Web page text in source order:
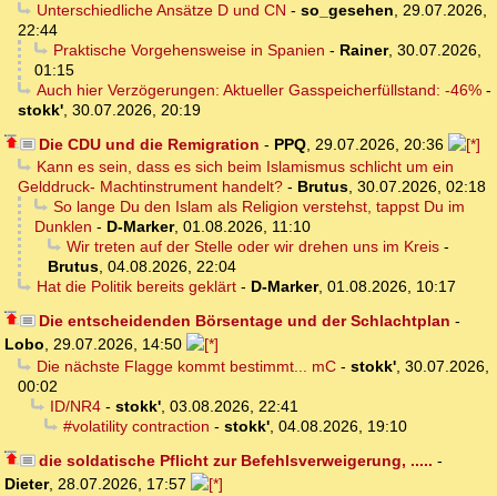
Unterschiedliche Ansätze D und CN - so_gesehen, 29.07.2026,
22:44
Praktische Vorgehensweise in Spanien - Rainer, 30.07.2026,
01:15
Auch hier Verzögerungen: Aktueller Gasspeicherfüllstand: -46%-
stokk', 30.07.2026, 20:19
Die CDU und die Remigration - PPQ, 29.07.2026, 20:36
Kann es sein, dass es sich beim Islamismus schlicht um ein
Gelddruck- Machtinstrument handelt? - Brutus, 30.07.2026, 02:18
So lange Du den Islam als Religion verstehst, tappst Du im
Dunklen - D-Marker, 01.08.2026, 11:10
Wir treten auf der Stelle oder wir drehen uns im Kreis-
Brutus, 04.08.2026, 22:04
Hat die Politik bereits geklärt- D-Marker, 01.08.2026, 10:17
Die entscheidenden Börsentage und der Schlachtplan -
Lobo, 29.07.2026, 14:50
Die nächste Flagge kommt bestimmt... mC- stokk', 30.07.2026,
00:02
ID/NR4- stokk', 03.08.2026, 22:41
#volatility contraction - stokk', 04.08.2026, 19:10
die soldatische Pflicht zur Befehlsverweigerung, ..... -
Dieter, 28.07.2026, 17:57